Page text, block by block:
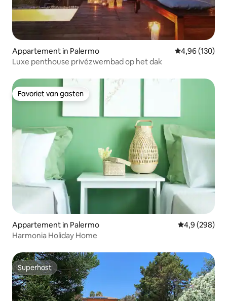
Appartement in Palermo Gemiddelde
4,96 (130)
Luxe penthouse privézwembad op het dak
Favoriet van gasten
Favoriet van gasten
Appartement in Palermo Gemiddelde
4,9 (298)
Harmonia Holiday Home
Superhost
Superhost